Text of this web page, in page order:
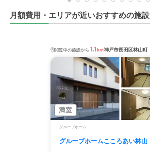
月額費用・エリアが近いおすすめの施設
閲覧中の施設から 1.1km神戸市長田区林山町
満室
グループホーム
グループホームこころあい林山